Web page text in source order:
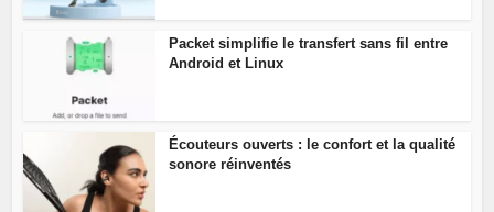
Packet simplifie le transfert sans fil entre
Android et Linux
Écouteurs ouverts : le confort et la qualité
sonore réinventés